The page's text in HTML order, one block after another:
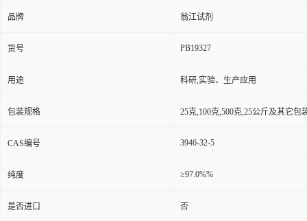
品牌 翁江试剂
货号 PB19327
用途 科研,实验、生产应用
包装规格 25克,100克,500克,25公斤及其它包
CAS编号 3946-32-5
纯度 ≥97.0%%
是否进口 否